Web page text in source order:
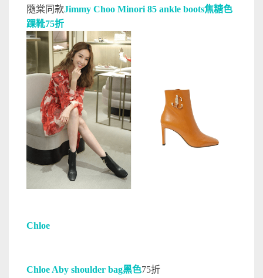
隨棠同款Jimmy Choo Minori 85 ankle boots焦糖色
踝靴75折
Chloe
Chloe Aby shoulder bag黑色75折